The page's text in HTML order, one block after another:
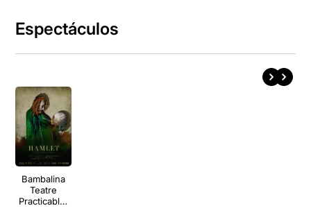
Espectáculos
Bambalina
Teatre
Practicable: